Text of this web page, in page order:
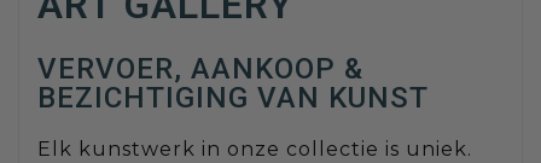
VERVOER, AANKOOP &
BEZICHTIGING VAN KUNST
Elk kunstwerk in onze collectie is uniek.